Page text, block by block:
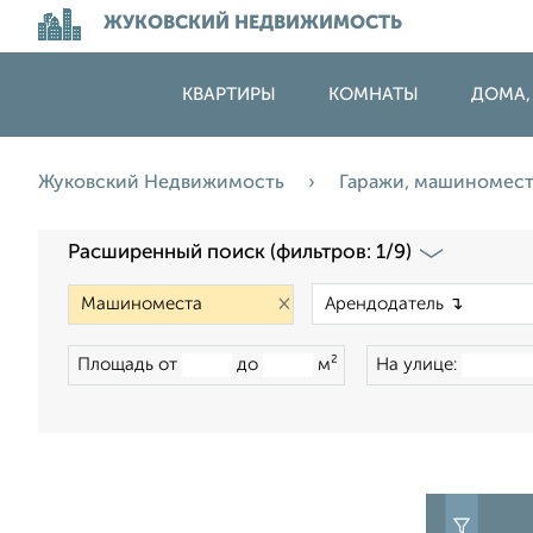
ЖУКОВСКИЙ НЕДВИЖИМОСТЬ
КВАРТИРЫ КОМНАТЫ ДОМА,
Жуковский Недвижимость Гаражи,
Расширенный поиск (фильтров: 1/9)
×
Площадь от до м² На улице: